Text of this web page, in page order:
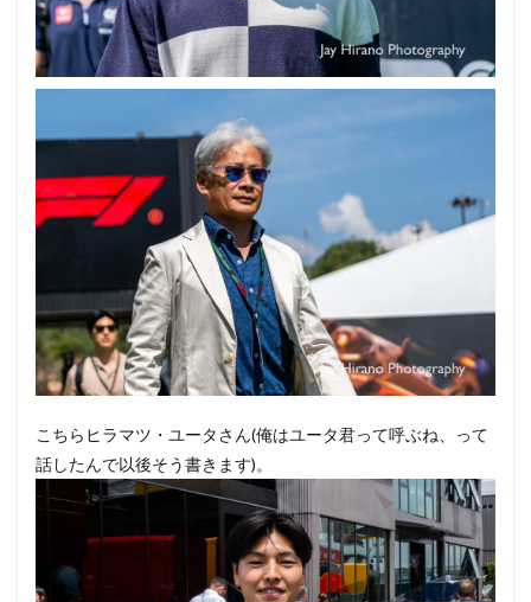
こちらヒラマツ・ユータさん(俺はユータ君って呼ぶね、って
話したんで以後そう書きます)。